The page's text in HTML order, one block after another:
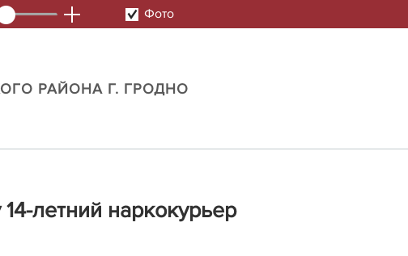
Фото
РАЙОНА Г. ГРОДНО
летний наркокурьер